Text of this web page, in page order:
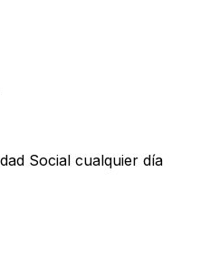
Social cualquier día